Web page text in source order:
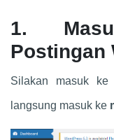
1.
Postingan
Silakan masuk ke
langsung masuk ke